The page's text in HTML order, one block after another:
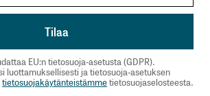
EU:n tietosuoja-asetusta (GDPR).
luottamuksellisesti ja tietosuoja-asetuksen
tietosuojakäytänteistämmetietosuojaselosteesta.